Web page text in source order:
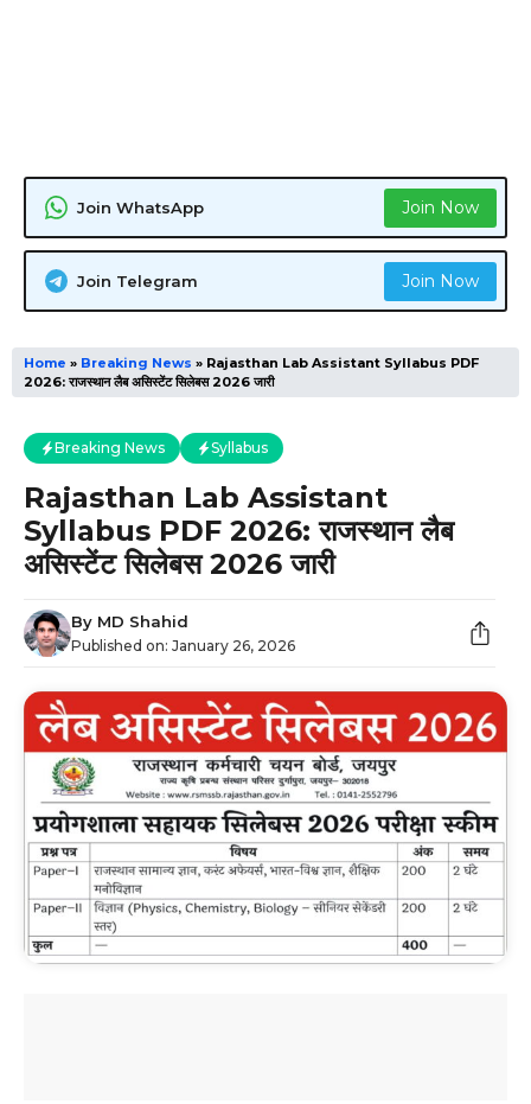
Join WhatsApp Join Now
Join Telegram Join Now
Home » Breaking News » Rajasthan Lab Assistant Syllabus PDF
2026: राजस्थान लैब असिस्टेंट सिलेबस 2026 जारी
Breaking News Syllabus
Rajasthan Lab Assistant
Syllabus PDF 2026: राजस्थान लैब
असिस्टेंट सिलेबस 2026 जारी
By MD Shahid
Published on: January 26, 2026